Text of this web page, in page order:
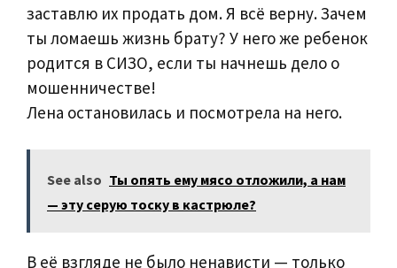
заставлю их продать дом. Я всё верну. Зачем
ты ломаешь жизнь брату? У него же ребенок
родится в СИЗО, если ты начнешь дело о
мошенничестве!
Лена остановилась и посмотрела на него.
See also Ты опять ему мясо отложили, а нам
— эту серую тоску в кастрюле?
В её взгляде не было ненависти — только